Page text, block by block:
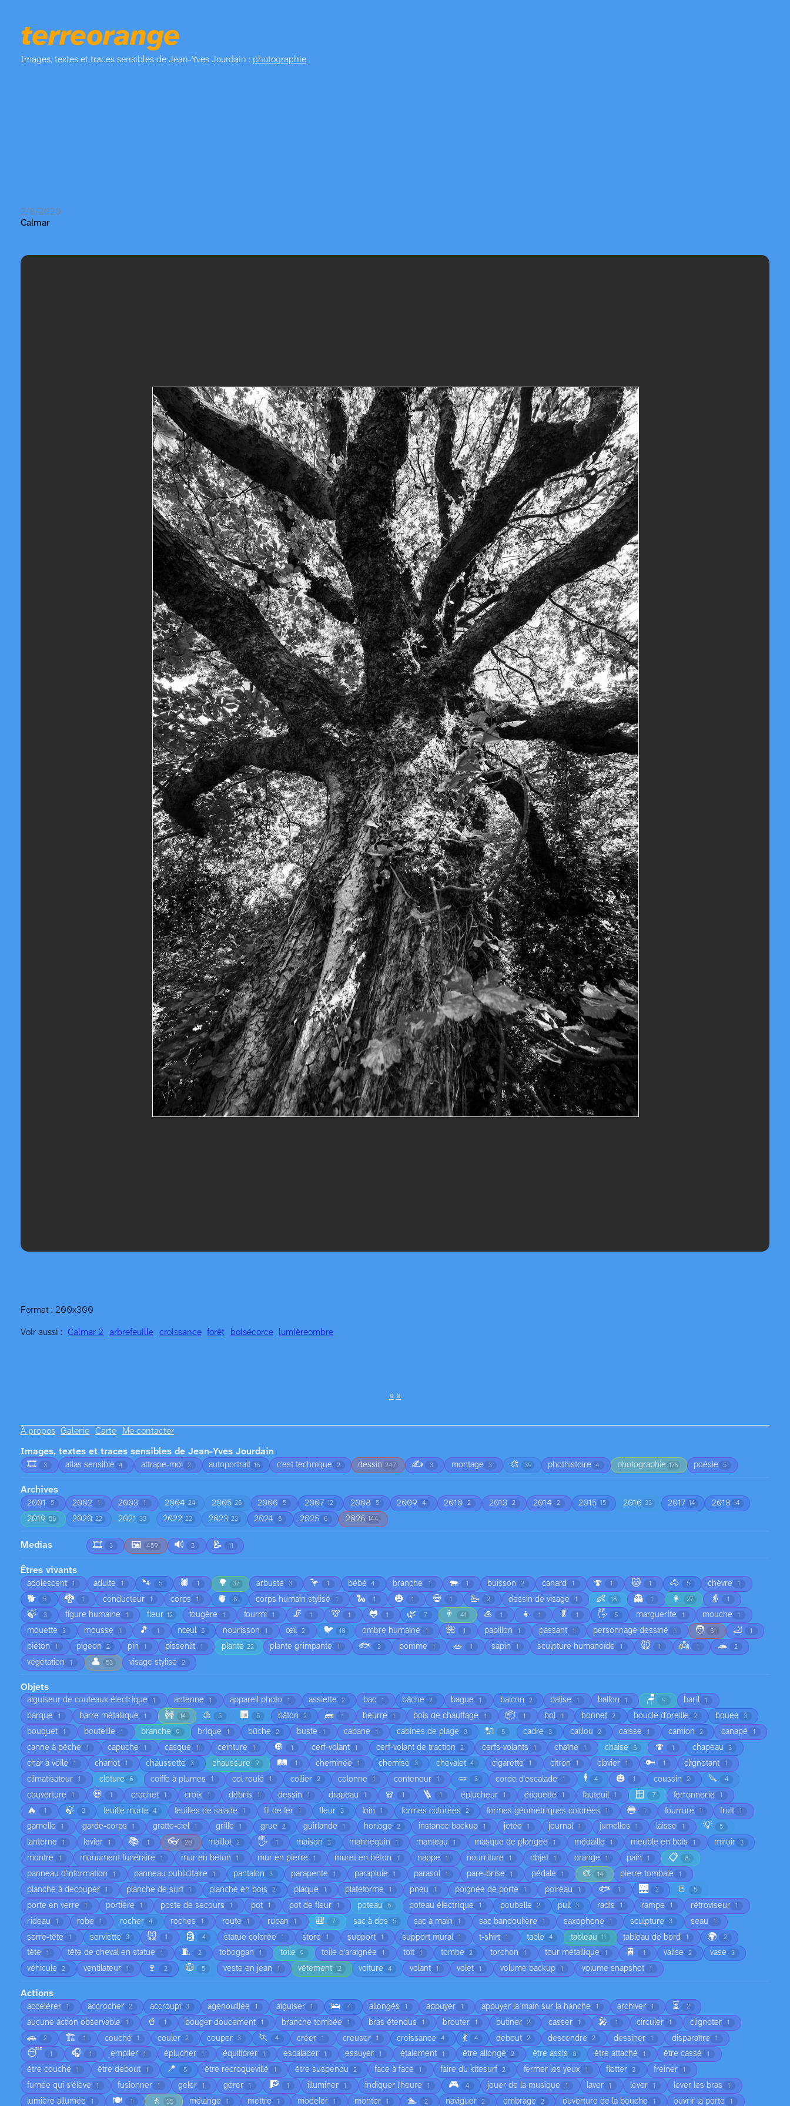
terreorange
Images, textes et traces sensibles de Jean-Yves Jourdain : photographie
2/8/2020
Calmar
Format : 200x300
Voir aussi : Calmar 2 arbrefeuille croissance forêt boisécorce lumièreombre
« »
À propos Galerie Carte Me contacter
Images, textes et traces sensibles de Jean-Yves Jourdain
🎞️
3 atlas sensible 4 attrape-moi 2 autoportrait 16 c'est technique 2 dessin 247 ✍️ 3 montage 3 🎨 39 phothistoire 4 photographie 176 poésie 5
Archives
2001 5 2002 1 2003 1 2004 24 2005 26 2006 5 2007 12 2008 5 2009 4 2010 2 2013 2 2014 2 2015 15 2016 33 2017 14 2018 14
2019 58 2020 22 2021 33 2022 22 2023 23 2024 8 2025 6 2026 144
Medias 🎞️ 3 🖼️ 459 🔊 3 📝 11
Êtres vivants
adolescent 1 adulte 1 🐾 5 🕷️ 1 🌳 37 arbuste 3 🦩 1 bébé 4 branche 1 🐃 1 buisson 2 canard 1 🍄 1 🐱 1 🐴 5 chèvre 1
🐕 5 🐉 1 conducteur 1 corps 1 🫀 8 corps humain stylisé 1 🐍 1 🎃 1 💀 1 🦢 2 dessin de visage 1 👶 18 👻 1 👩 27 👵 1
🍃 3 figure humaine 1 fleur 12 fougère 1 fourmi 1 🦵 1 🦒 1 🐸 1 🌿 7 👨 41 🦪 1 👧 1 🥬 1 🖐️ 5 marguerite 1 mouche 1
mouette 3 mousse 1 🎵 1 nœul 5 nourisson 1 œil 2 🐦 10 ombre humaine 1 🌺 1 papillon 1 passant 1 personnage dessiné 1 🧑 61 🦶 1
piéton 1 pigeon 2 pin 1 pissenlit 1 plante 22 plante grimpante 1 🐟 3 pomme 1 🥗 1 sapin 1 sculpture humanoïde 1 🐭 1 👼 1 🦔 2
végétation 1 👤 53 visage stylisé 2
Objets
aiguiseur de couteaux électrique 1 antenne 1 appareil photo 1 assiette 2 bac 1 bâche 2 bague 1 balcon 2 balise 1 ballon 1 🪑 9 baril 1
barque 1 barre métallique 1 🚧 14 ⛵ 5 🏢 5 bâton 2 🧱 1 beurre 1 bois de chauffage 1 📦 1 bol 1 bonnet 2 boucle d'oreille 2 bouée 3
bouquet 1 bouteille 1 branche 9 brique 1 bûche 2 buste 1 cabane 1 cabines de plage 3 🔌 5 cadre 3 caillou 2 caisse 1 camion 2 canapé 1
canne à pêche 1 capuche 1 casque 1 ceinture 1 🔘 1 cerf-volant 1 cerf-volant de traction 2 cerfs-volants 1 chaîne 1 chaise 6 🍄 1 chapeau 3
char à voile 1 chariot 1 chaussette 3 chaussure 9 🛤️ 1 cheminée 1 chemise 3 chevalet 4 cigarette 1 citron 1 clavier 1 🔑 1 clignotant 1
climatisateur 1 clôture 6 coiffe à plumes 1 col roulé 1 collier 2 colonne 1 conteneur 1 🪢 3 corde d'escalade 1 🕴️ 4 🎃 1 coussin 2 🔪 4
couverture 1 💀 1 crochet 1 croix 1 débris 1 dessin 1 drapeau 1 🧣 1 🪜 1 éplucheur 1 étiquette 1 fauteuil 1 🪟 7 ferronnerie 1
🔥 1 🍃 3 feuille morte 4 feuilles de salade 1 fil de fer 1 fleur 3 foin 1 formes colorées 2 formes géométriques colorées 1 🔵 1 fourrure 1 fruit 1
gamelle 1 garde-corps 1 gratte-ciel 1 grille 1 grue 2 guirlande 1 horloge 2 instance backup 1 jetée 1 journal 1 jumelles 1 laisse 1 💡 5
lanterne 1 levier 1 📚 1 👓 20 maillot 2 🖐️ 1 maison 3 mannequin 1 manteau 1 masque de plongée 1 médaille 1 meuble en bois 1 miroir 3
montre 1 monument funéraire 1 mur en béton 1 mur en pierre 1 muret en béton 1 nappe 1 nourriture 1 objet 1 orange 1 pain 1 📋 8
panneau d'information 1 panneau publicitaire 1 pantalon 3 parapente 1 parapluie 1 parasol 1 pare-brise 1 pédale 1 🎨 14 pierre tombale 1
planche à découper 1 planche de surf 1 planche en bois 2 plaque 1 plateforme 1 pneu 1 poignée de porte 1 poireau 1 🐟 1 🌉 2 🚪 5
porte en verre 1 portière 1 poste de secours 1 pot 1 pot de fleur 1 poteau 6 poteau électrique 1 poubelle 2 pull 3 radis 1 rampe 1 rétroviseur 1
rideau 1 robe 1 rocher 4 roches 1 route 1 ruban 1 🎒 7 sac à dos 5 sac à main 1 sac bandoulière 1 saxophone 1 sculpture 3 seau 1
serre-tête 1 serviette 3 🐭 1 🗿 4 statue colorée 1 store 1 support 1 support mural 1 t-shirt 1 table 4 tableau 11 tableau de bord 1 🌍 2
tête 1 tête de cheval en statue 1 🧵 2 toboggan 1 toile 9 toile d'araignée 1 toit 1 tombe 2 torchon 1 tour métallique 1 🚆 1 valise 2 vase 3
véhicule 2 ventilateur 1 🍷 2 🧥 5 veste en jean 1 vêtement 12 voiture 4 volant 1 volet 1 volume backup 1 volume snapshot 1
Actions
accélérer 1 accrocher 2 accroupi 3 agenouillée 1 aiguiser 1 🛌 4 allongés 1 appuyer 1 appuyer la main sur la hanche 1 archiver 1 ⏳ 2
aucune action observable 1 🥤 1 bouger doucement 1 branche tombée 1 bras étendus 1 brouter 1 butiner 2 casser 1 🎤 1 circuler 1 clignoter 1
🚗 2 🏗️ 1 couché 1 couler 2 couper 3 🏃 4 créer 1 creuser 1 croissance 4 💃 4 debout 2 descendre 2 dessiner 1 disparaître 1
😴 1 🎧 1 empiler 1 éplucher 1 équilibrer 1 escalader 1 essuyer 1 étalement 1 être allongé 2 être assis 8 être attaché 1 être cassé 1
être couché 1 être debout 1 📍 5 être recroquevillé 1 être suspendu 2 face à face 1 faire du kitesurf 2 fermer les yeux 1 flotter 3 freiner 1
fumée qui s'élève 1 fusionner 1 geler 1 gérer 1 🧗 1 illuminer 1 indiquer l'heure 1 🎮 4 jouer de la musique 1 laver 1 lever 1 lever les bras 1
lumière allumée 1 🍽️ 1 🚶 35 mélange 1 mettre 1 modeler 1 monter 1 🏊 2 naviguer 2 ombrage 2 ouverture de la bouche 1 ouvrir la porte 1